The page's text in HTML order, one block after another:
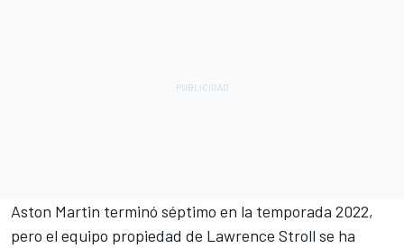
Aston Martin terminó séptimo en la temporada 2022,
pero el equipo propiedad de Lawrence Stroll se ha